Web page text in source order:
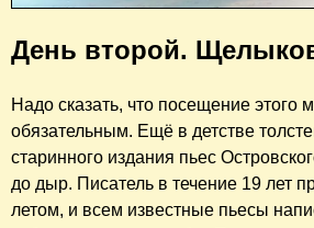
День второй.
Надо сказать, что посещение этого
обязательным. Ещё в детстве
старинного издания пьес
до дыр. Писатель в течение 19 лет
летом, и всем известные пьесы